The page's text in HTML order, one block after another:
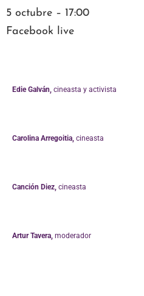
5 octubre – 17:00
Facebook live
Edie Galván, cineasta y activista
Carolina Arregoitia, cineasta
Canción Diez, cineasta
Artur Tavera, moderador